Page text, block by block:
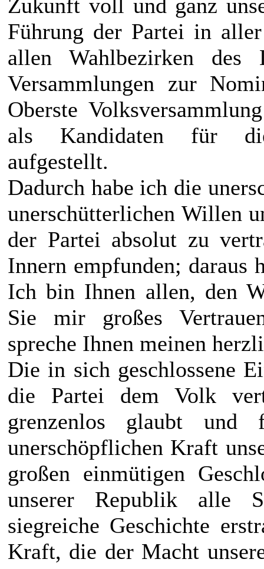
Zukunft voll und ganz
Führung der Partei in
allen Wahlbezirken
Versammlungen zur
Oberste
als Kandidaten für die
aufgestellt.
Dadurch habe ich die
unerschütterlichen Willen
der Partei absolut zu
Innern empfunden; daraus
Ich bin Ihnen allen, den
Sie mir großes
spreche Ihnen meinen
Die in sich geschlossene
die Partei dem Volk
grenzenlos glaubt
unerschöpflichen Kraft
großen einmütigen
unserer Republik alle
siegreiche Geschichte
Kraft, die der Macht